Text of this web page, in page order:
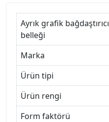
Ayrık grafik bağdaştırıcı
belleği
Marka
Ürün tipi
Ürün rengi
Form faktörü